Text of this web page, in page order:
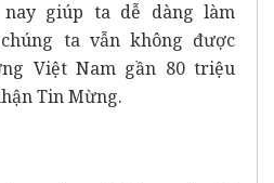
giúp ta dễ dàng làm
ta vẫn không được
Việt Nam gần 80 triệu
Tin Mừng.